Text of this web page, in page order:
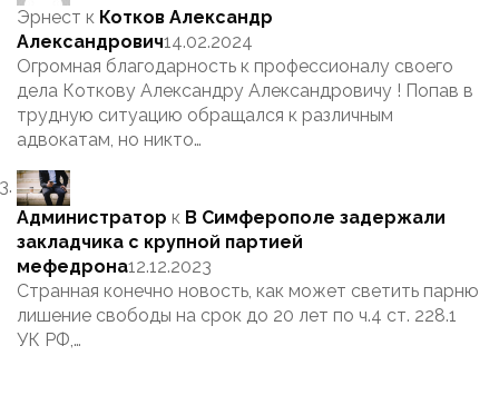
Эрнест к Котков Александр
Александрович14.02.2024
Огромная благодарность к профессионалу своего
дела Коткову Александру Александровичу ! Попав в
трудную ситуацию обращался к различным
адвокатам, но никто…
Администратор к В Симферополе задержали
закладчика с крупной партией
мефедрона12.12.2023
Странная конечно новость, как может светить парню
лишение свободы на срок до 20 лет по ч.4 ст. 228.1
УК РФ,…